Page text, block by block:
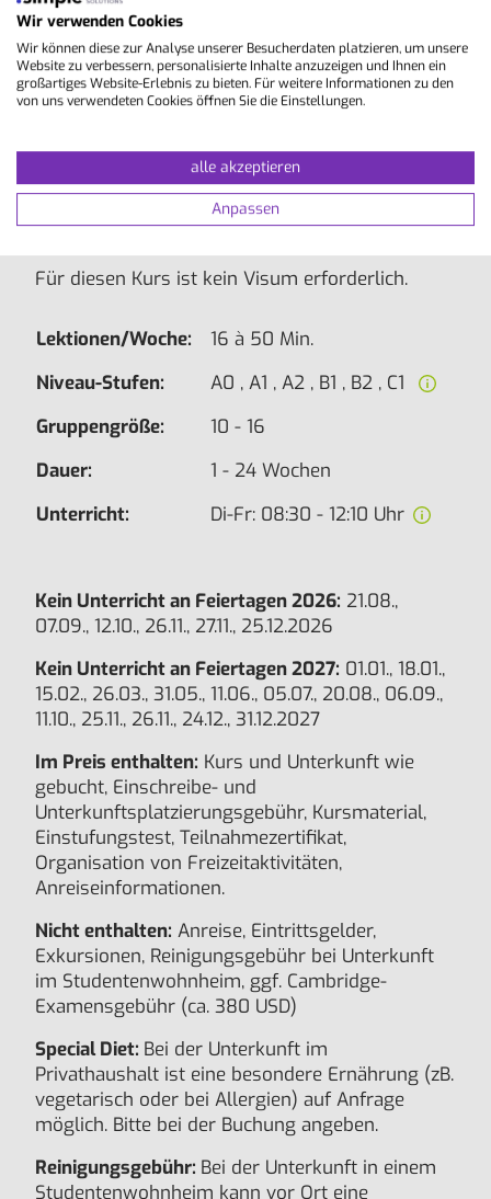
Inhalte
Allgemeinsprachlicher Gruppenkurs mit
Schwerpunkt auf den grundlegenden
freies Sprechen, Grammatik, schriftlicher
Ausdruck und Wortschatzerweiterung. Ziel ist
ein sicherer und flüssiger Sprachgebrauch im
Für diesen Kurs ist kein Visum erforderlich.
Lektionen/Woche:
16 à 50 Min.
Niveau-Stufen:
A0 , A1 , A2 , B1 , B2 , C1
Gruppengröße:
10 - 16
Dauer:
1 - 24 Wochen
Unterricht:
Di-Fr: 08:30 - 12:10 Uhr
Kein Unterricht an Feiertagen 2026: 21.08.,
07.09., 12.10., 26.11., 27.11., 25.12.2026
Kein Unterricht an Feiertagen 2027: 01.01., 18.01.,
15.02., 26.03., 31.05., 11.06., 05.07., 20.08., 06.09.,
11.10., 25.11., 26.11., 24.12., 31.12.2027
Im Preis enthalten: Kurs und Unterkunft wie
gebucht, Einschreibe- und
Unterkunftsplatzierungsgebühr, Kursmaterial,
Einstufungstest, Teilnahmezertifikat,
Organisation von Freizeitaktivitäten,
Anreiseinformationen.
Nicht enthalten: Anreise, Eintrittsgelder,
Exkursionen, Reinigungsgebühr bei Unterkunft
im Studentenwohnheim, ggf. Cambridge-
Examensgebühr (ca. 380 USD)
Special Diet: Bei der Unterkunft im
Privathaushalt ist eine besondere Ernährung (zB.
vegetarisch oder bei Allergien) auf Anfrage
möglich. Bitte bei der Buchung angeben.
Reinigungsgebühr: Bei der Unterkunft in einem
Studentenwohnheim kann vor Ort eine
Wir verwenden Cookies
Wir können diese zur Analyse unserer Besucherdaten platzieren, um unsere
Website zu verbessern, personalisierte Inhalte anzuzeigen und Ihnen ein
großartiges Website-Erlebnis zu bieten. Für weitere Informationen zu den
von uns verwendeten Cookies öffnen Sie die Einstellungen.
alle akzeptieren
Anpassen